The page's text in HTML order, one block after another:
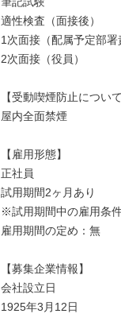
適性検査（面接後）
1次面接（配属予定部署
2次面接（役員）
【受動喫煙防止について
屋内全面禁煙
【雇用形態】
正社員
試用期間2ヶ月あり
※試用期間中の雇用条
雇用期間の定め：無
【募集企業情報】
会社設立日
1925年3月12日